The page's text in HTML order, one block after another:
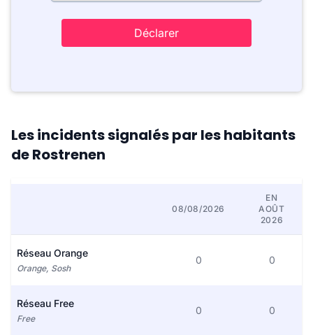
Déclarer
Les incidents signalés par les habitants
de Rostrenen
08/08/2026
EN
AOÛT
2026
Réseau Orange
Orange, Sosh
0 0
Réseau Free
Free
0 0